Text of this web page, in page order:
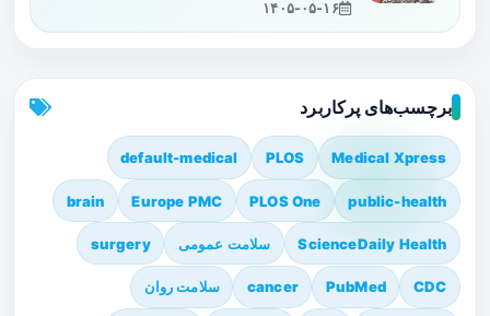
۱۴۰۵-۰۵-۱۶
برچسب‌های پرکاربرد
Medical Xpress
PLOS
default-medical
public-health
PLOS One
Europe PMC
brain
ScienceDaily Health سلامت عمومی surgery
CDC
PubMed
cancer سلامت روان